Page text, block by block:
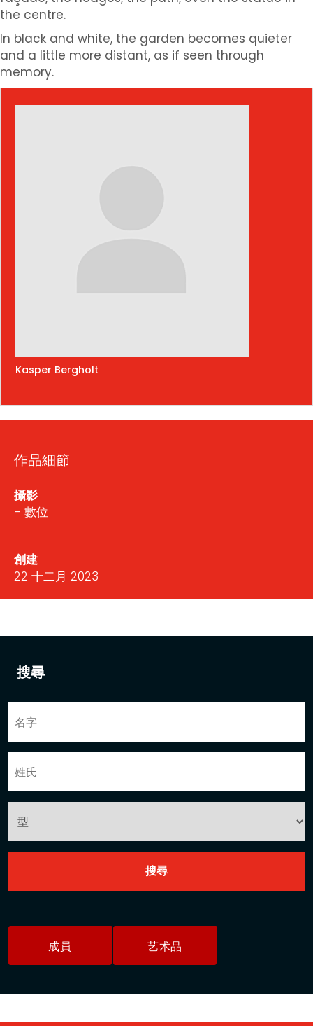
搜尋
成員 艺术品
the centre.
In black and white, the garden becomes quieter
and a little more distant, as if seen through
memory.
Kasper Bergholt
作品細節
攝影
- 數位
創建
22 十二月 2023